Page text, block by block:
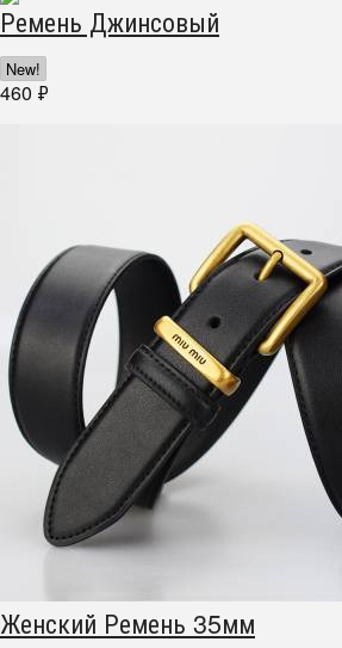
Ремень Джинсовый
New!
460 ₽
Женский Ремень 35мм